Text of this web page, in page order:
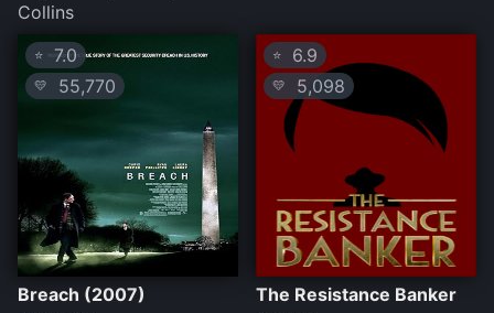
Collins
⭐ 7.0
💛 55,770
Breach (2007)
⭐ 6.9
💛 5,098
The Resistance Banker